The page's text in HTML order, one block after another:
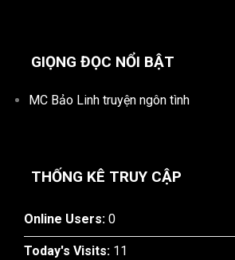
GIỌNG ĐỌC NỔI BẬT
MC Bảo Linh truyện ngôn tình
THỐNG KÊ TRUY CẬP
Online Users: 0
Today's Visits: 11